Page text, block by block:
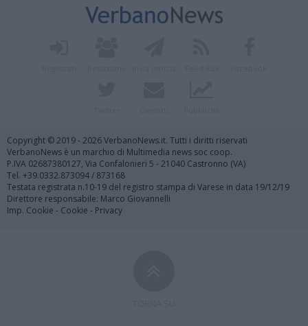
Copyright © 2019 - 2026 VerbanoNews.it. Tutti i diritti riservati
VerbanoNews è un marchio di Multimedia news soc coop.
P.IVA 02687380127, Via Confalonieri 5 - 21040 Castronno (VA)
Tel. +39.0332.873094 / 873168
Testata registrata n.10-19 del registro stampa di Varese in data 19/12/19
Direttore responsabile: Marco Giovannelli
Imp. Cookie - Cookie - Privacy